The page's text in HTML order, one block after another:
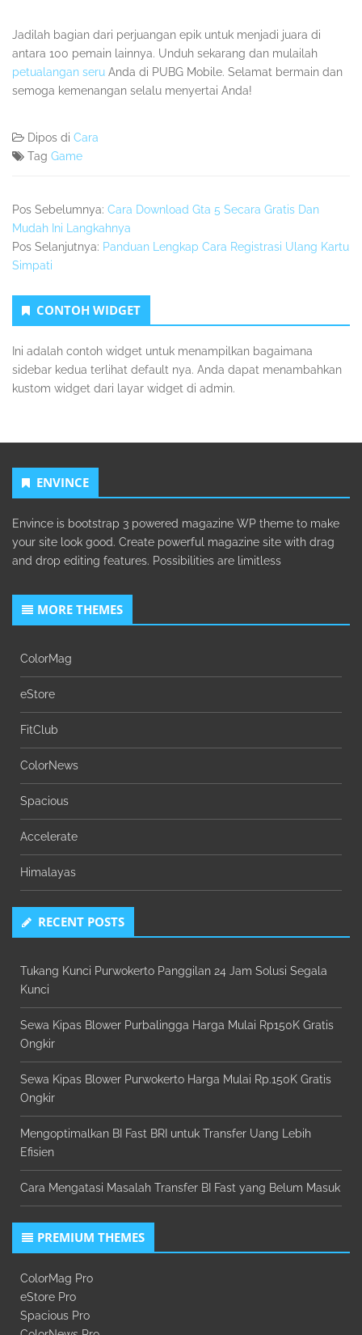
Jadilah bagian dari perjuangan epik untuk menjadi juara di
antara 100 pemain lainnya. Unduh sekarang dan mulailah
petualangan seru Anda di PUBG Mobile. Selamat bermain dan
semoga kemenangan selalu menyertai Anda!
Dipos di Cara
Tag Game
Pos Sebelumnya: Cara Download Gta 5 Secara Gratis Dan
Mudah Ini Langkahnya
Pos Selanjutnya: Panduan Lengkap Cara Registrasi Ulang Kartu
Simpati
Sidebar
Kedua
CONTOH WIDGET
Ini adalah contoh widget untuk menampilkan bagaimana
sidebar kedua terlihat default nya. Anda dapat menambahkan
kustom widget dari layar widget di admin.
ENVINCE
Envince is bootstrap 3 powered magazine WP theme to make
your site look good. Create powerful magazine site with drag
and drop editing features. Possibilities are limitless
MORE THEMES
ColorMag
eStore
FitClub
ColorNews
Spacious
Accelerate
Himalayas
RECENT POSTS
Tukang Kunci Purwokerto Panggilan 24 Jam Solusi Segala
Kunci
Sewa Kipas Blower Purbalingga Harga Mulai Rp150K Gratis
Ongkir
Sewa Kipas Blower Purwokerto Harga Mulai Rp.150K Gratis
Ongkir
Mengoptimalkan BI Fast BRI untuk Transfer Uang Lebih
Efisien
Cara Mengatasi Masalah Transfer BI Fast yang Belum Masuk
PREMIUM THEMES
ColorMag Pro
eStore Pro
Spacious Pro